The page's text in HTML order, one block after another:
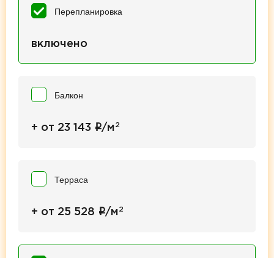
Перепланировка
включено
Балкон
+ от 23 143 i/м2
Терраса
+ от 25 528 i/м2